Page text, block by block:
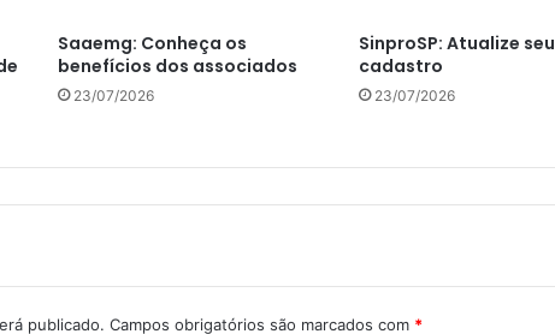
Saaemg: Conheça os
benefícios dos associados
23/07/2026
SinproSP: Atualize seu
cadastro
23/07/2026
publicado. Campos obrigatórios são marcados com *